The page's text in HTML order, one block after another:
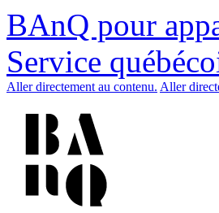
BAnQ pour
Service
Aller directement au contenu. Aller